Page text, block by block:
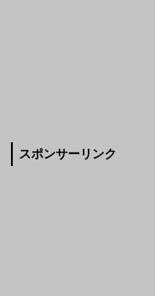
スポンサーリンク